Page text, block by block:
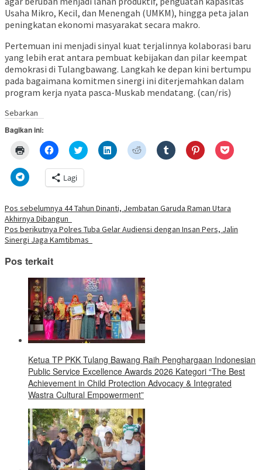
Usaha Mikro, Kecil, dan Menengah (UMKM), hingga peta jalan
peningkatan ekonomi masyarakat secara makro.
Pertemuan ini menjadi sinyal kuat terjalinnya kolaborasi baru
yang lebih erat antara pembuat kebijakan dan pilar keempat
demokrasi di Tulangbawang. Langkah ke depan kini bertumpu
pada bagaimana komitmen sinergi ini diterjemahkan dalam
program kerja nyata pasca-Muskab mendatang. (can/ris)
Sebarkan
Bagikan ini:
untuk
di
jendela
yang
Klik
untuk
di
Facebook(Membuka
di
baru)
Klik
untuk
pada
di
baru)
Klik
untuk
baru)
Klik
untuk
baru)
Klik
untuk
baru)
Klik
untuk
baru)
Klik
untuk
baru)
Klik
untuk
berbagi
Telegram(Membuka
di
jendela
yang
baru)
Lagi
Navigasi
pos
Pos sebelumnya 44 Tahun Dinanti, Jembatan Garuda Raman Utara
Akhirnya Dibangun
Pos berikutnya Polres Tuba Gelar Audiensi dengan Insan Pers, Jalin
Sinergi Jaga Kamtibmas
Pos terkait
Ketua TP PKK Tulang Bawang Raih Penghargaan Indonesian
Public Service Excellence Awards 2026 Kategori “The Best
Achievement in Child Protection Advocacy & Integrated
Wastra Cultural Empowerment”